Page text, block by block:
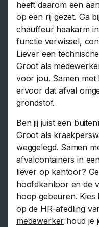
heeft daarom een
op een rij gezet. Ga
chauffeurhaakarm
functie verwissel,
Liever een
Groot als
voor jou. Samen
ervoor dat afval
grondstof.
Ben jij juist een
Groot als
weggelegd. Samen
afvalcontainers in
liever op kantoor?
hoofdkantoor en de
hoop gebeuren.
op de HR-afedling
medewerker houd je